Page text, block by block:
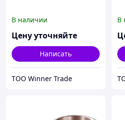
В наличии
Цену уточняйте
Написать
ТОО Winner Trade
В